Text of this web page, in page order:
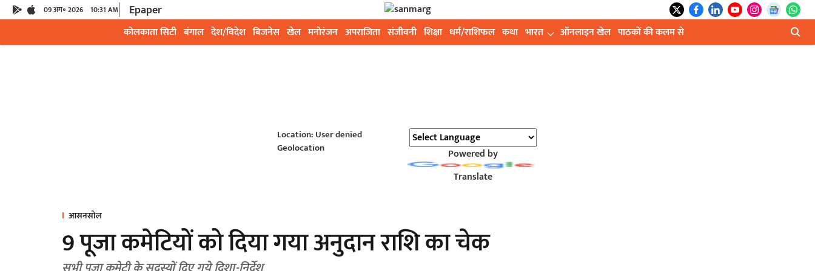
09 अग॰ 2026 10:31 AM Epaper
कोलकाता सिटी बंगाल देश/विदेश बिजनेस खेल मनोरंजन अपराजिता संजीवनी शिक्षा धर्म/राशिफल कथा भारत ऑनलाइन खेल पाठकों की कलम से
Location: User denied
Geolocation
Powered by
Translate
आसनसोल
9 पूजा कमेटियों को दिया गया अनुदान राशि का चेक